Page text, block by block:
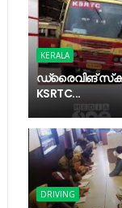
KERALA
ഡ്രൈവിങ്
KSRTC...
DRIVING